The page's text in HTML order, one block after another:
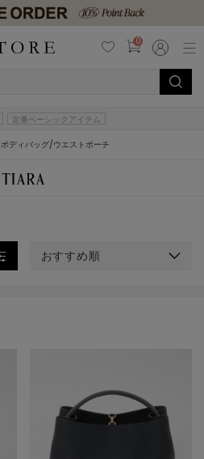
0
定番ベーシックアイテム
ボディバッグ/ウエストポーチ
おすすめ順